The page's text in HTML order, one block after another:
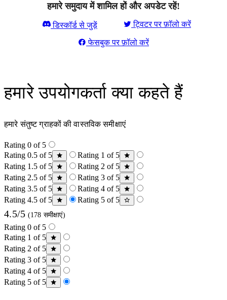
हमारे समुदाय में शामिल हों और अपडेट रहें!
डिस्कॉर्ड से जुड़ें ट्विटर पर फ़ॉलो करें
फेसबुक पर फ़ॉलो करें
हमारे उपयोगकर्ता क्या कहते हैं
हमारे संतुष्ट ग्राहकों की वास्तविक समीक्षाएं
Rating 0 of 5
Rating 0.5 of 5
Rating 1 of 5
Rating 1.5 of 5
Rating 2 of 5
Rating 2.5 of 5
Rating 3 of 5
Rating 3.5 of 5
Rating 4 of 5
Rating 4.5 of 5
Rating 5 of 5
4.5/5 (178 समीक्षाएं)
Rating 0 of 5
Rating 1 of 5
Rating 2 of 5
Rating 3 of 5
Rating 4 of 5
Rating 5 of 5